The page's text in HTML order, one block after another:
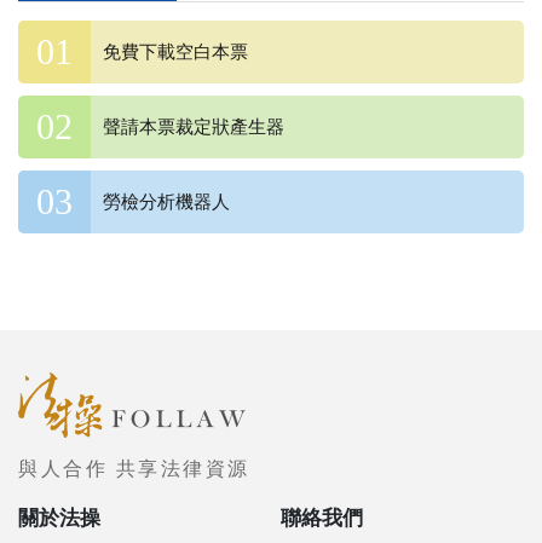
免費下載空白本票
聲請本票裁定狀產生器
勞檢分析機器人
與人合作 共享法律資源
關於法操 聯絡我們